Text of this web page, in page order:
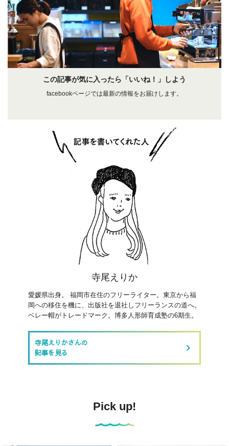
この記事が気に入ったら「いいね！」しよう
facebookページでは最新の情報をお届けします。
寺尾えりか
愛媛県出身。 福岡市在住のフリーライター。東京から福
岡への移住を機に、出版社を退社しフリーランスの道へ。
ベレー帽がトレードマーク。博多人形師育成塾の6期生。
寺尾えりかさんの
記事を見る
keyboard_arrow_right
Pick up!